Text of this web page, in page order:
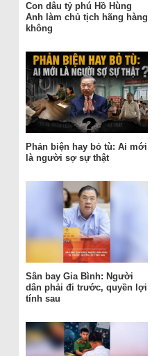
Con dâu tỷ phú Hồ Hùng
Anh làm chủ tịch hãng hàng
không
Phản biện hay bỏ tù: Ai mới
là người sợ sự thật
Sân bay Gia Bình: Người
dân phải đi trước, quyền lợi
tính sau